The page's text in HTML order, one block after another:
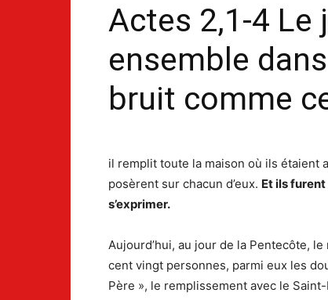
Actes 2,1-4
ensemble
bruit comme
il remplit toute la maison où ils étaient
posèrent sur chacun d’eux. Et ils furent
s’exprimer.
Aujourd’hui, au jour de la Pentecôte,
cent vingt personnes, parmi eux les
Père », le remplissement avec le